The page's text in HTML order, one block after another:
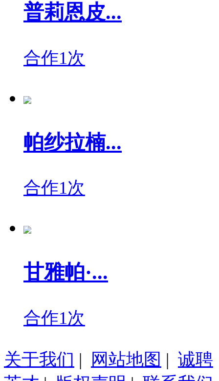
普莉恩皮...
合作1次
帕纱拉楠...
合作1次
甘雅帕·...
合作1次
关于我们 | 网站地图 | 诚聘